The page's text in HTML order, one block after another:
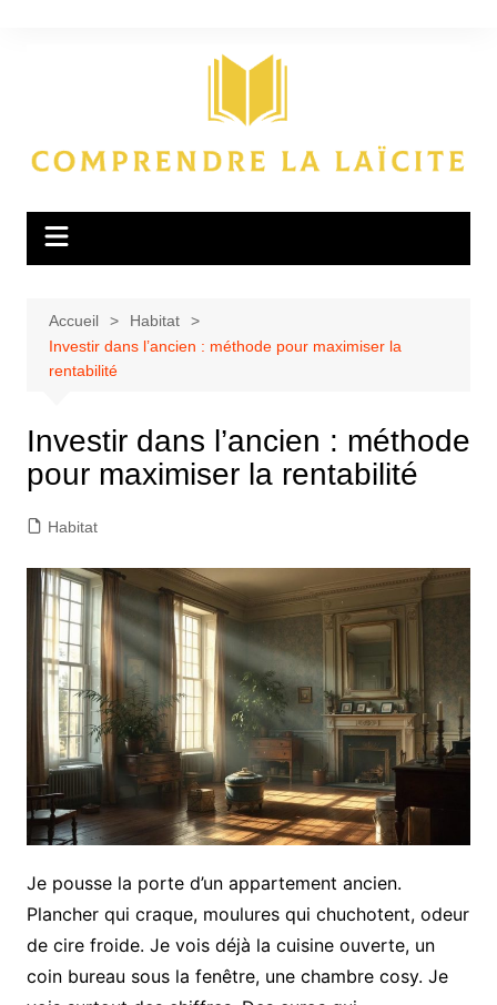
Accueil
Habitat
Investir dans l’ancien : méthode pour maximiser la
rentabilité
Investir dans l’ancien : méthode
pour maximiser la rentabilité
Habitat
Je pousse la porte d’un appartement ancien.
Plancher qui craque, moulures qui chuchotent, odeur
de cire froide. Je vois déjà la cuisine ouverte, un
coin bureau sous la fenêtre, une chambre cosy. Je